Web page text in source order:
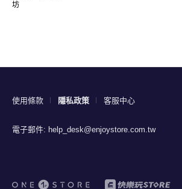
坊
使用條款 隱私政策 客服中心
電子郵件: help_desk@enjoystore.com.tw